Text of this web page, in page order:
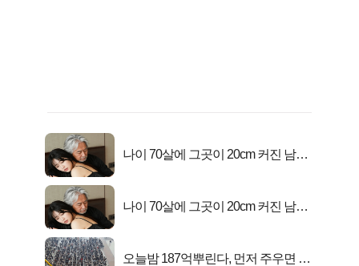
나이 70살에 그곳이 20cm 커진 남자..
나이 70살에 그곳이 20cm 커진 남자..
오늘밤 187억뿌린다, 먼저 주우면 최